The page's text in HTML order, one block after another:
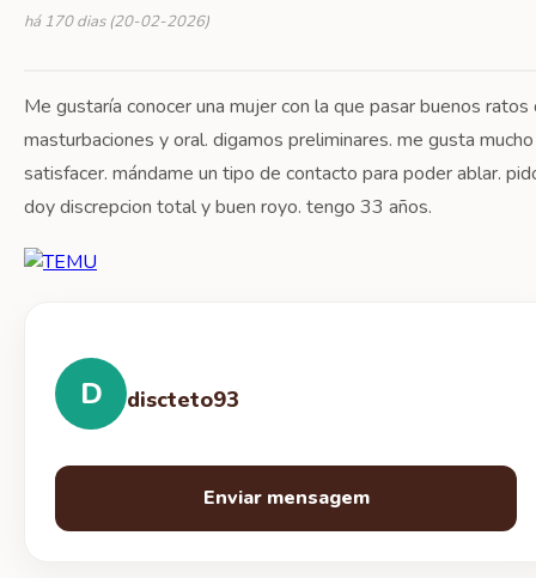
há 170 dias (20-02-2026)
Me gustaría conocer una mujer con la que pasar buenos ratos
masturbaciones y oral. digamos preliminares. me gusta mucho
satisfacer. mándame un tipo de contacto para poder ablar.
doy discrepcion total y buen royo. tengo 33 años.
D discteto93
Enviar mensagem